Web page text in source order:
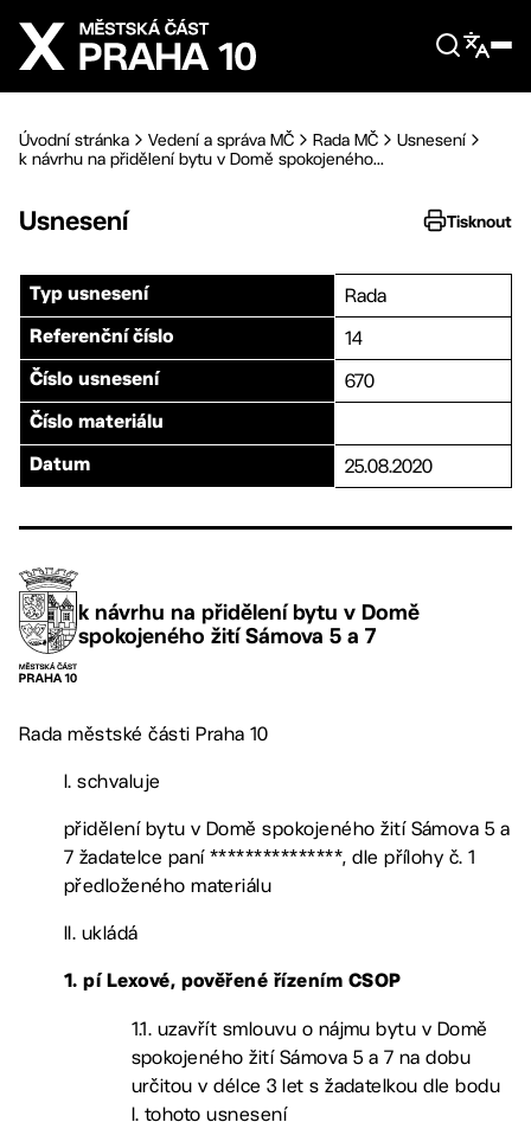
Přejít na hlavní obsah
Úvodní stránka Vedení a správa MČ Rada MČ
Usnesení
k návrhu na přidělení bytu v Domě spokojeného...
Usnesení Tisknout
Typ usnesení Rada
Referenční číslo 14
Číslo usnesení 670
Číslo materiálu
Datum 25.08.2020
k návrhu na přidělení bytu v Domě
spokojeného žití Sámova 5 a 7
Rada městské části Praha 10
I. schvaluje
přidělení bytu v Domě spokojeného žití Sámova 5 a
7 žadatelce paní ***************, dle přílohy č. 1
předloženého materiálu
II. ukládá
1. pí Lexové, pověřené řízením CSOP
1.1. uzavřít smlouvu o nájmu bytu v Domě
spokojeného žití Sámova 5 a 7 na dobu
určitou v délce 3 let s žadatelkou dle bodu
I. tohoto usnesení